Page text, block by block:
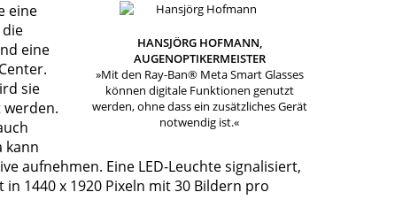
HANSJÖRG HOFMANN,
AUGEN­OPTIKER­­MEISTER
»Mit den Ray-Ban® Meta Smart Glasses
können digitale Funktionen genutzt
werden, ohne dass ein zusätzliches Gerät
notwendig ist.«
eine
eine
sie
kann
aufnehmen. Eine LED-Leuchte signalisiert,
1440 x 1920 Pixeln mit 30 Bildern pro